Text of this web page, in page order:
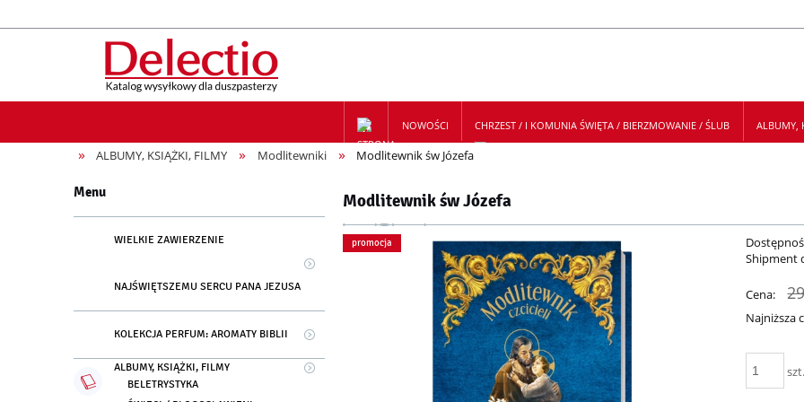
NOWOŚCI CHRZEST / I KOMUNIA ŚWIĘTA / BIERZMOWANIE / ŚLUB ALBUMY,
ZAPIS NA NEWSLETTER
» ALBUMY, KSIĄŻKI, FILMY » Modlitewniki » Modlitewnik św Józefa
Menu
WIELKIE ZAWIERZENIE
NAJŚWIĘTSZEMU SERCU PANA JEZUSA
KOLEKCJA PERFUM: AROMATY BIBLII
ALBUMY, KSIĄŻKI, FILMY
BELETRYSTYKA
Modlitewnik św Józefa
promocja
Shipment
Cena:
Najniższa
szt.